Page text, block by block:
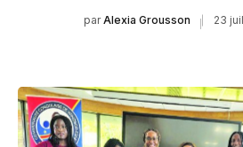
par Alexia Grousson 23